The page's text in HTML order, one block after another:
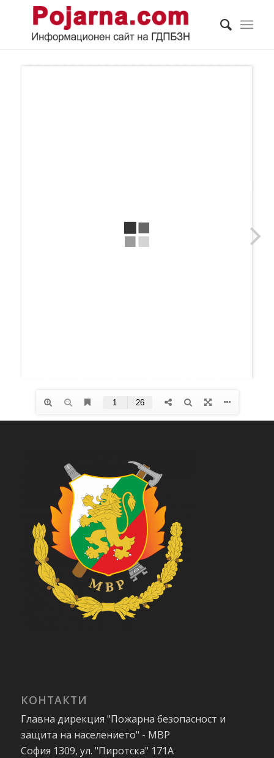
КОНТАКТИ
Главна дирекция "Пожарна безопасност и
защита на населението" - МВР
София 1309, ул. "Пиротска" 171А